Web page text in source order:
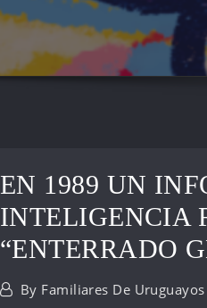
EN 1989 UN
INTELIGENCIA
“ENTERRADO
By Familiares De